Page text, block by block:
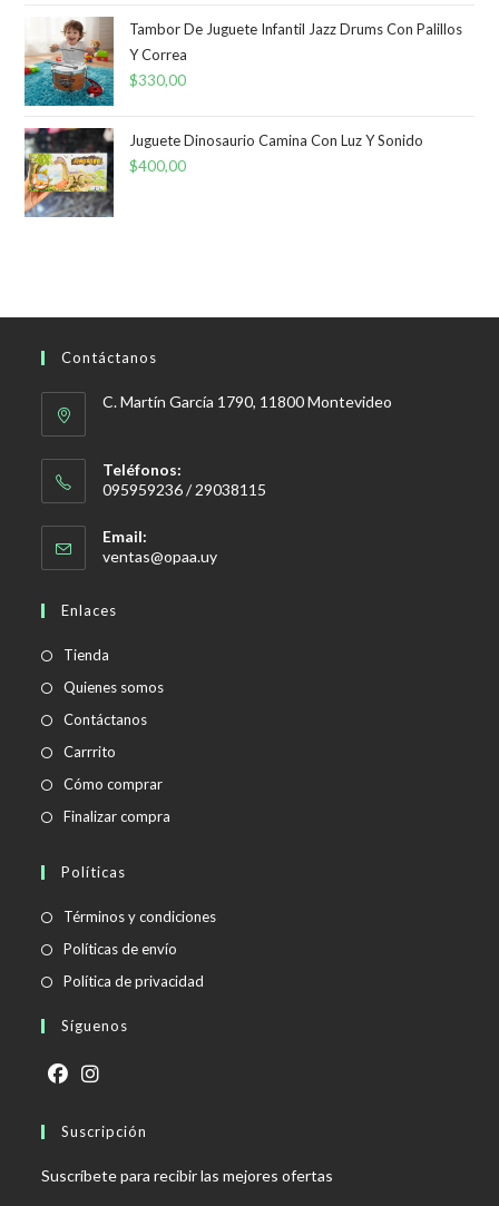
Tambor De Juguete Infantil Jazz Drums Con Palillos
Y Correa
$330,00
Juguete Dinosaurio Camina Con Luz Y Sonido
$400,00
Contáctanos
C. Martín García 1790, 11800 Montevideo
Teléfonos:
095959236 / 29038115
Email:
ventas@opaa.uySe
Enlaces
Tienda
Quienes somos
Contáctanos
Carrrito
Cómo comprar
Finalizar compra
Políticas
Términos y condicionesSe
Políticas de envío
abre
Política de privacidad
Síguenos
abre
una
abre
una
Suscripción
Suscríbete para recibir las mejores ofertas